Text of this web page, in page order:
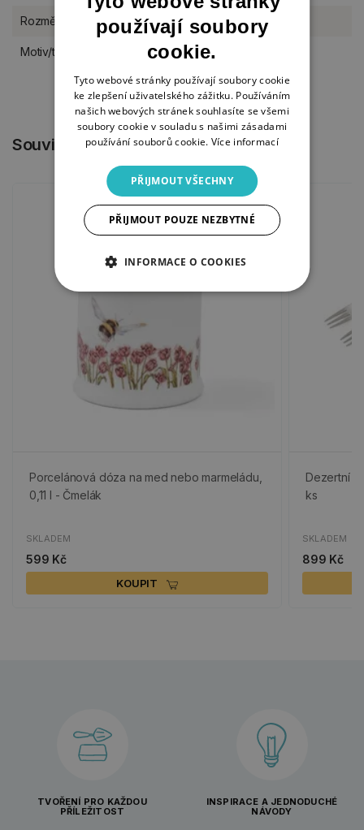
Rozměr průměr 16,5 cm
Motiv/téma celoroční
Související produkty
Porcelánová dóza na med nebo marmeládu,
0,11 l - Čmelák
SKLADEM
599 Kč
KOUPIT
Dezertní
ks
SKLADEM
899 Kč
TVOŘENÍ PRO KAŽDOU
PŘÍLEŽITOST
INSPIRACE A JEDNODUCHÉ
NÁVODY
používají soubory
cookie.
Tyto webové stránky používají soubory cookie
ke zlepšení uživatelského zážitku. Používáním
našich webových stránek souhlasíte se všemi
soubory cookie v souladu s našimi zásadami
používání souborů cookie. Více informací
PŘIJMOUT VŠECHNY
PŘIJMOUT POUZE NEZBYTNÉ
INFORMACE O COOKIES